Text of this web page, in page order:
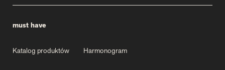
must have
Katalog produktów Harmonogram